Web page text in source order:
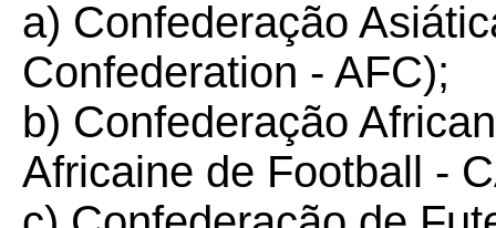
a) Confederação
Confederation - AFC);
b) Confederação
Africaine de Football -